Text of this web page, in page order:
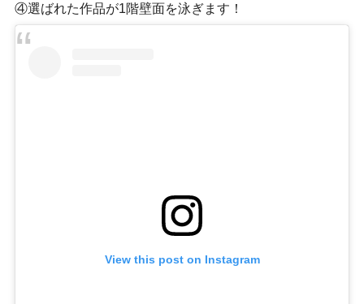
④選ばれた作品が1階壁面を泳ぎます！
View this post on Instagram